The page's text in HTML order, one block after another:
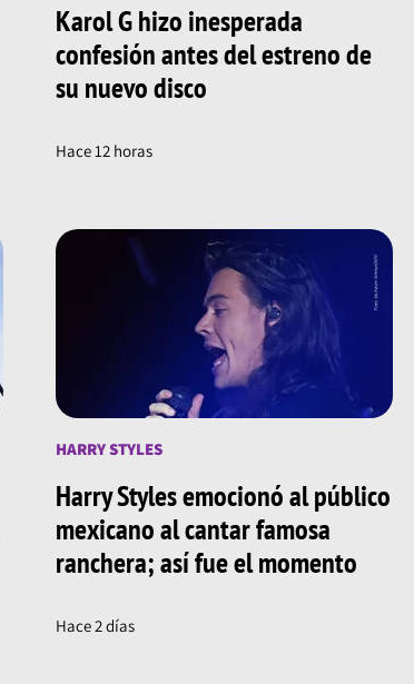
Karol G hizo inesperada
confesión antes del estreno de
su nuevo disco
Hace 12 horas
HARRY STYLES
Harry Styles emocionó al público
mexicano al cantar famosa
ranchera; así fue el momento
Hace 2 días